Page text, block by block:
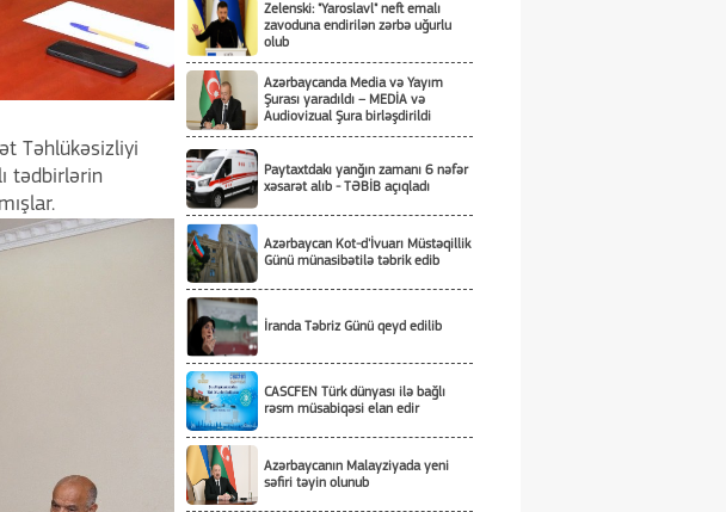
Təhlükəsizliyi
tədbirlərin
Zelenski: "Yaroslavl" neft emalı
zavoduna endirilən zərbə uğurlu
olub
Azərbaycanda Media və Yayım
Şurası yaradıldı – MEDİA və
Audiovizual Şura birləşdirildi
Paytaxtdakı yanğın zamanı 6 nəfər
xəsarət alıb - TƏBİB açıqladı
Azərbaycan Kot-d'İvuarı Müstəqillik
Günü münasibətilə təbrik edib
İranda Təbriz Günü qeyd edilib
CASCFEN Türk dünyası ilə bağlı
rəsm müsabiqəsi elan edir
Azərbaycanın Malayziyada yeni
səfiri təyin olunub